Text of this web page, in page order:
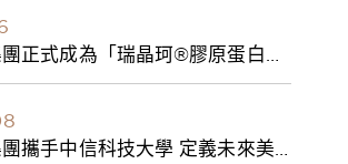
正式成為「瑞晶珂®膠原蛋白植
家總代理
攜手中信科技大學 定義未來美